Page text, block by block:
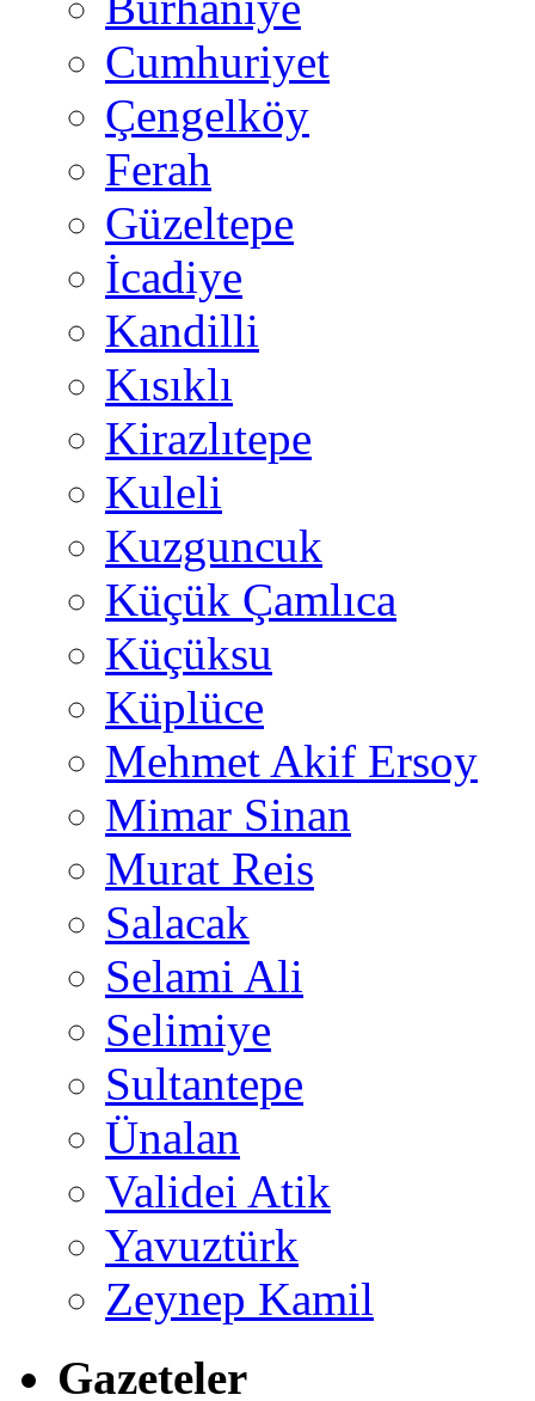
Cumhuriyet
Çengelköy
Ferah
Güzeltepe
İcadiye
Kandilli
Kısıklı
Kirazlıtepe
Kuleli
Kuzguncuk
Küçük Çamlıca
Küçüksu
Küplüce
Mehmet Akif Ersoy
Mimar Sinan
Murat Reis
Salacak
Selami Ali
Selimiye
Sultantepe
Ünalan
Validei Atik
Yavuztürk
Zeynep Kamil
Gazeteler